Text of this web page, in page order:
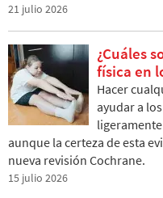
21 julio 2026
¿Cuáles
física en
Hacer
ayudar a
aunque la certeza de esta
nueva revisión Cochrane.
15 julio 2026